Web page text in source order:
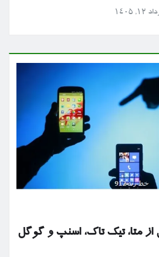
۱۴۰۵
از متا، تیک تاک، اسنپ و گوگل